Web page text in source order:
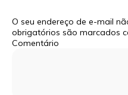
O seu endereço de e-mail
obrigatórios são marcados
Comentário